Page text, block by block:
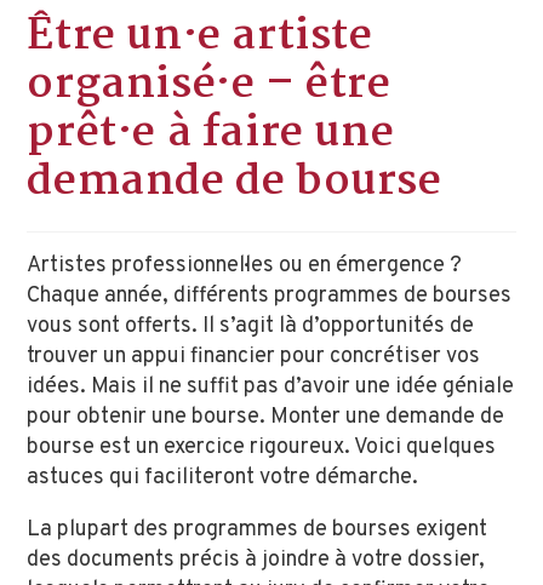
Être un·e artiste
organisé·e – être
prêt·e à faire une
demande de bourse
Artistes professionnel·les ou en émergence ?
Chaque année, différents programmes de bourses
vous sont offerts. Il s’agit là d’opportunités de
trouver un appui financier pour concrétiser vos
idées. Mais il ne suffit pas d’avoir une idée géniale
pour obtenir une bourse. Monter une demande de
bourse est un exercice rigoureux. Voici quelques
astuces qui faciliteront votre démarche.
La plupart des programmes de bourses exigent
des documents précis à joindre à votre dossier,